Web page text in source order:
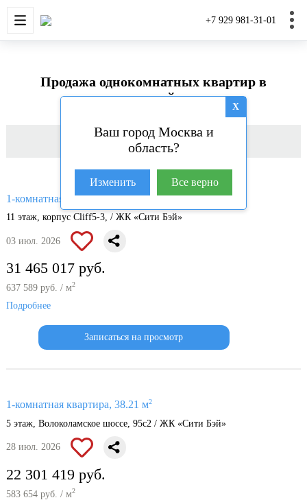
+7 929 981-31-01
НОВОСТРОЙКИ ДОМА И
X
Ваш город Москва и
область?
Изменить Все верно
Продажа однокомнатных квартир в
новостройках
Фильтр
1-комнатная квартира, 49.35 м2
11 этаж, корпус Cliff5-3, / ЖК «Сити Бэй»
03 июл. 2026
31 465 017 руб.
637 589 руб. / м2
Подробнее
Записаться на просмотр
1-комнатная квартира, 38.21 м2
5 этаж, Волоколамское шоссе, 95с2 / ЖК «Сити Бэй»
28 июл. 2026
22 301 419 руб.
583 654 руб. / м2